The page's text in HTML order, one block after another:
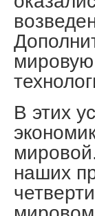
мировую
В этих
наших
четверти